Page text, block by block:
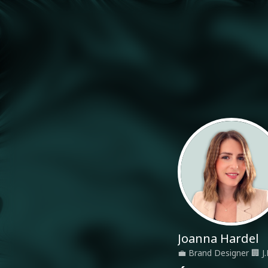
Joanna Hardel
💼 Brand Designer 🏢